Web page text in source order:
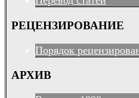
РЕЦЕНЗИРОВАНИЕ
Порядок
АРХИВ